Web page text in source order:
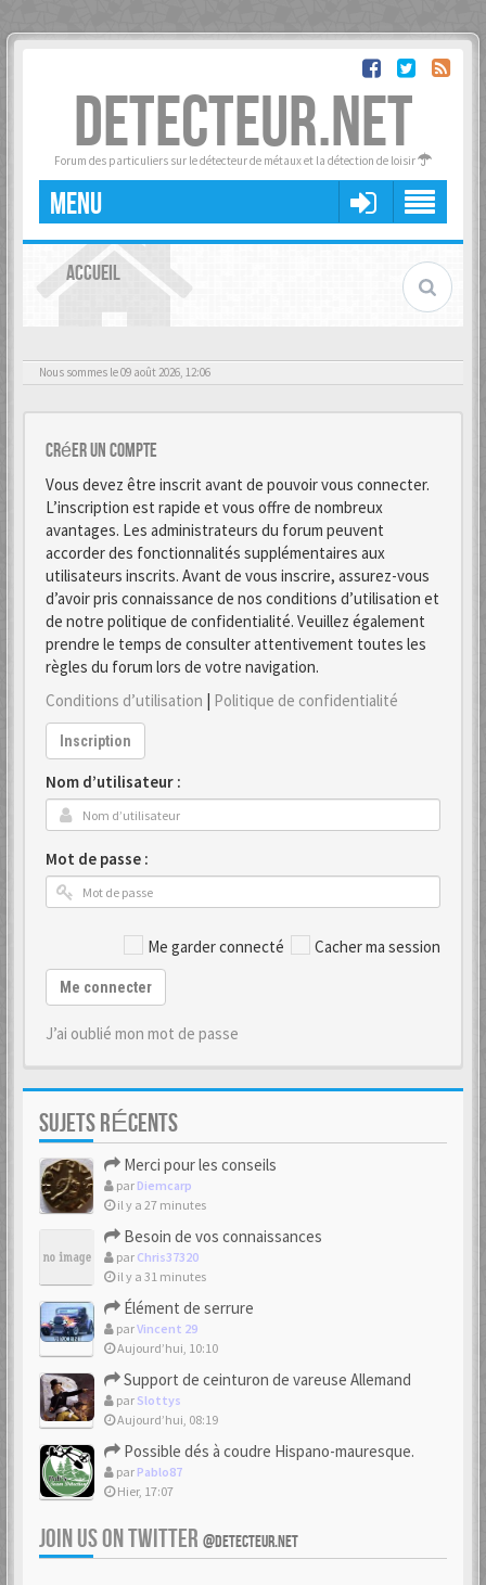
DETECTEUR.NET
Forum des particuliers sur le détecteur de métaux et la détection de loisir
MENU
ACCUEIL
Nous sommes le 09 août 2026, 12:06
Créer un Compte
Vous devez être inscrit avant de pouvoir vous connecter.
L’inscription est rapide et vous offre de nombreux
avantages. Les administrateurs du forum peuvent
accorder des fonctionnalités supplémentaires aux
utilisateurs inscrits. Avant de vous inscrire, assurez-vous
d’avoir pris connaissance de nos conditions d’utilisation et
de notre politique de confidentialité. Veuillez également
prendre le temps de consulter attentivement toutes les
règles du forum lors de votre navigation.
Conditions d’utilisation | Politique de confidentialité
Inscription
Nom d’utilisateur :
Mot de passe :
Me garder connecté Cacher ma session
Me connecter
J’ai oublié mon mot de passe
SUJETS RÉCENTS
Merci pour les conseils
par Diemcarp
il y a 27 minutes
Besoin de vos connaissances
par Chris37320
il y a 31 minutes
Élément de serrure
parVincent 29
Aujourd’hui, 10:10
Support de ceinturon de vareuse Allemand
par Slottys
Aujourd’hui, 08:19
Possible dés à coudre Hispano-mauresque.
par Pablo87
Hier, 17:07
JOIN US ON TWITTER @DETECTEUR.NET